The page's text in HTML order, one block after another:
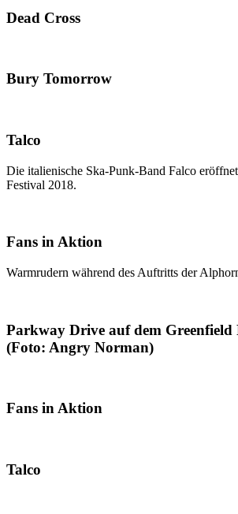
Dead Cross
Bury Tomorrow
Talco
Die italienische Ska-Punk-Band Falco
Festival 2018.
Fans in Aktion
Warmrudern während des Auftritts der
Parkway Drive auf dem Greenfield
(Foto: Angry Norman)
Fans in Aktion
Talco